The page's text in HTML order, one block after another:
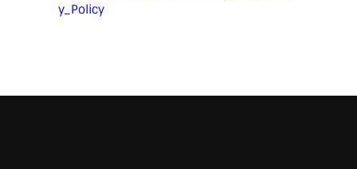
y_Policy